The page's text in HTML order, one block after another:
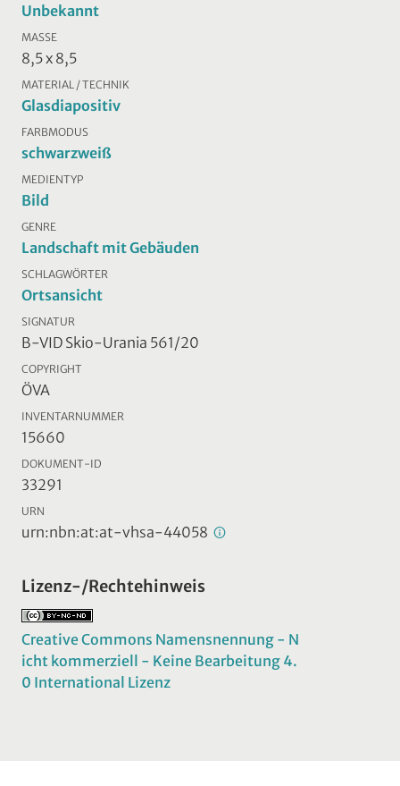
Unbekannt
MASSE
8,5 x 8,5
MATERIAL / TECHNIK
Glasdiapositiv
FARBMODUS
schwarzweiß
MEDIENTYP
Bild
GENRE
Landschaft mit Gebäuden
SCHLAGWÖRTER
Ortsansicht
SIGNATUR
B-VID Skio-Urania 561/20
COPYRIGHT
ÖVA
INVENTARNUMMER
15660
DOKUMENT-ID
33291
URN
urn:nbn:at:at-vhsa-44058
Lizenz-/Rechtehinweis
Creative Commons Namensnennung - N
icht kommerziell - Keine Bearbeitung 4.
0 International Lizenz